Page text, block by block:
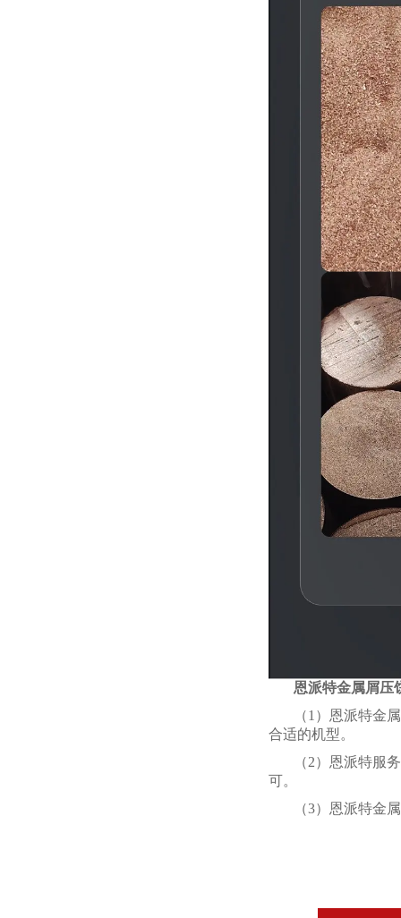
恩派特金属屑压
（1）恩派特金
合适的机型。
（2）恩派特服
可。
（3）恩派特金